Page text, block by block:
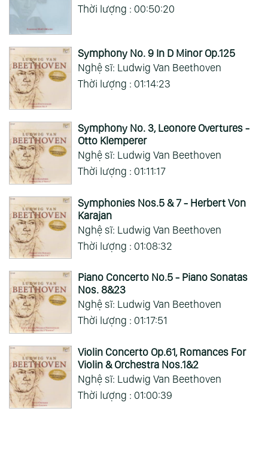
Thời lượng : 00:50:20
Symphony No. 9 In D Minor Op.125
Nghệ sĩ: Ludwig Van Beethoven
Thời lượng : 01:14:23
Symphony No. 3, Leonore Overtures -
Otto Klemperer
Nghệ sĩ: Ludwig Van Beethoven
Thời lượng : 01:11:17
Symphonies Nos.5 & 7 - Herbert Von
Karajan
Nghệ sĩ: Ludwig Van Beethoven
Thời lượng : 01:08:32
Piano Concerto No.5 - Piano Sonatas
Nos. 8&23
Nghệ sĩ: Ludwig Van Beethoven
Thời lượng : 01:17:51
Violin Concerto Op.61, Romances For
Violin & Orchestra Nos.1&2
Nghệ sĩ: Ludwig Van Beethoven
Thời lượng : 01:00:39